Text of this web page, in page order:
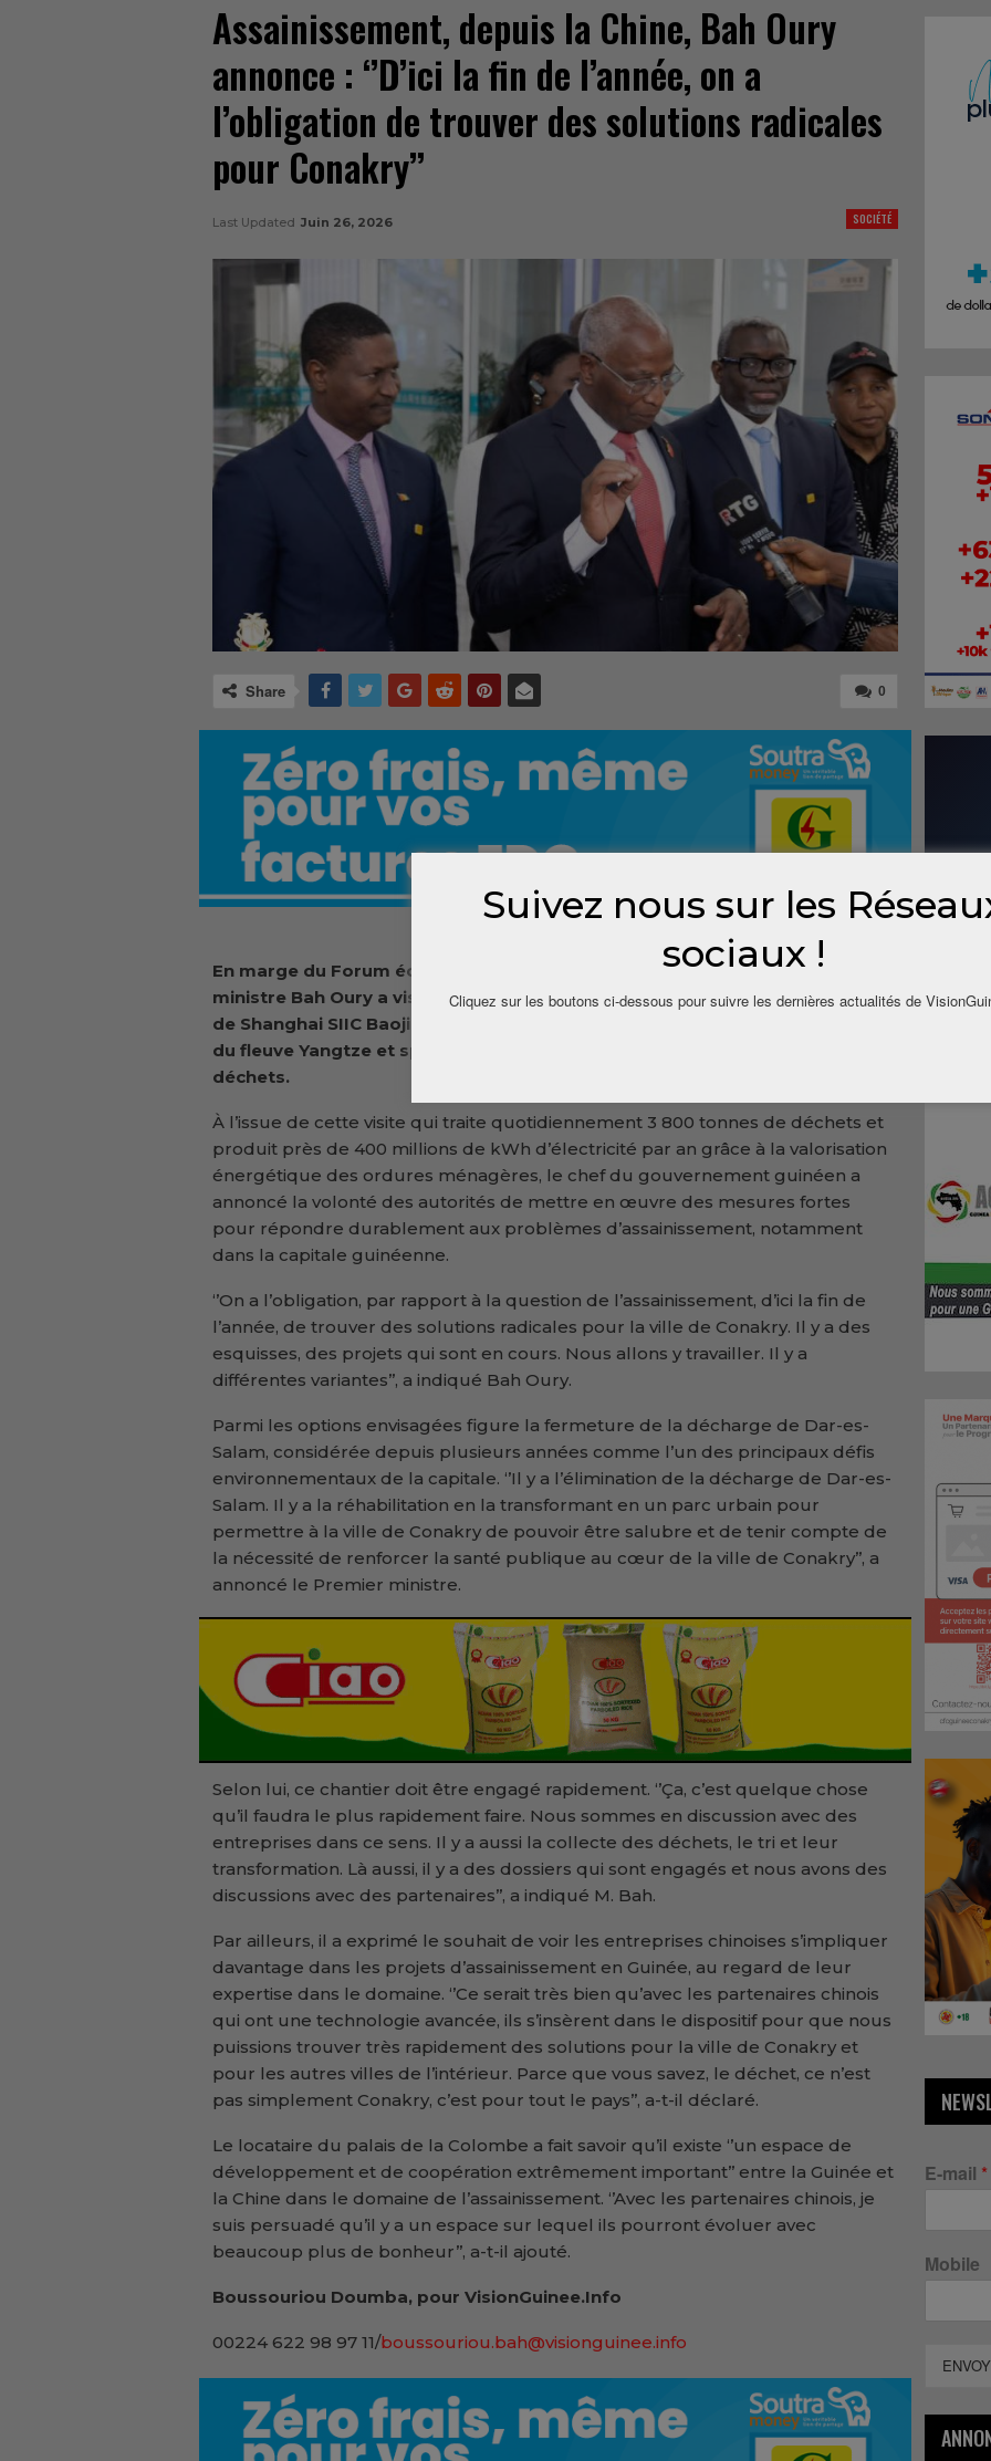
Assainissement, depuis la Chine, Bah Oury
annonce : ‘’D’ici la fin de l’année, on a
l’obligation de trouver des solutions radicales
pour Conakry’’
SOCIÉTÉ
Last Updated Juin 26, 2026
0
Share
En marge du Forum économique mondial de Davos d’Été, le Premier
ministre Bah Oury a visité le centre de valorisation électrique des déchets
de Shanghai SIIC Baojingang Hills, une infrastructure située à l’embouchure
du fleuve Yangtze et spécialisée dans le traitement et la transformation des
déchets.
À l’issue de cette visite qui traite quotidiennement 3 800 tonnes de déchets et
produit près de 400 millions de kWh d’électricité par an grâce à la valorisation
énergétique des ordures ménagères, le chef du gouvernement guinéen a
annoncé la volonté des autorités de mettre en œuvre des mesures fortes
pour répondre durablement aux problèmes d’assainissement, notamment
dans la capitale guinéenne.
‘’On a l’obligation, par rapport à la question de l’assainissement, d’ici la fin de
l’année, de trouver des solutions radicales pour la ville de Conakry. Il y a des
esquisses, des projets qui sont en cours. Nous allons y travailler. Il y a
différentes variantes’’, a indiqué Bah Oury.
Parmi les options envisagées figure la fermeture de la décharge de Dar-es-
Salam, considérée depuis plusieurs années comme l’un des principaux défis
environnementaux de la capitale. ‘’Il y a l’élimination de la décharge de Dar-es-
Salam. Il y a la réhabilitation en la transformant en un parc urbain pour
permettre à la ville de Conakry de pouvoir être salubre et de tenir compte de
la nécessité de renforcer la santé publique au cœur de la ville de Conakry’’, a
annoncé le Premier ministre.
Selon lui, ce chantier doit être engagé rapidement. ‘’Ça, c’est quelque chose
qu’il faudra le plus rapidement faire. Nous sommes en discussion avec des
entreprises dans ce sens. Il y a aussi la collecte des déchets, le tri et leur
transformation. Là aussi, il y a des dossiers qui sont engagés et nous avons des
discussions avec des partenaires’’, a indiqué M. Bah.
Par ailleurs, il a exprimé le souhait de voir les entreprises chinoises s’impliquer
davantage dans les projets d’assainissement en Guinée, au regard de leur
expertise dans le domaine. ‘’Ce serait très bien qu’avec les partenaires chinois
qui ont une technologie avancée, ils s’insèrent dans le dispositif pour que nous
puissions trouver très rapidement des solutions pour la ville de Conakry et
pour les autres villes de l’intérieur. Parce que vous savez, le déchet, ce n’est
pas simplement Conakry, c’est pour tout le pays’’, a-t-il déclaré.
Le locataire du palais de la Colombe a fait savoir qu’il existe ‘’un espace de
développement et de coopération extrêmement important’’ entre la Guinée et
la Chine dans le domaine de l’assainissement. ‘’Avec les partenaires chinois, je
suis persuadé qu’il y a un espace sur lequel ils pourront évoluer avec
beaucoup plus de bonheur’’, a-t-il ajouté.
Boussouriou Doumba, pour VisionGuinee.Info
00224 622 98 97 11/boussouriou.bah@visionguinee.info
E-mail *
Mobile
Suivez nous sur les
sociaux !
Cliquez sur les boutons ci-dessous pour suivre les dernières actualités de